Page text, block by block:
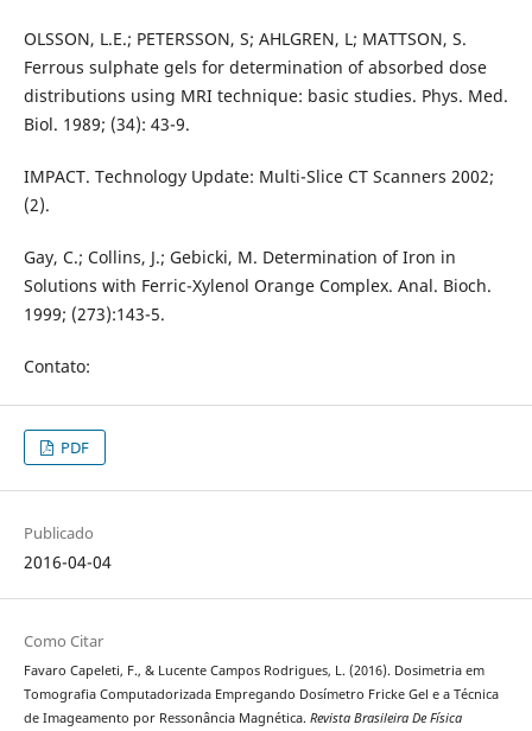
OLSSON, L.E.; PETERSSON, S; AHLGREN, L; MATTSON, S.
Ferrous sulphate gels for determination of absorbed dose
distributions using MRI technique: basic studies. Phys. Med.
Biol. 1989; (34): 43-9.
IMPACT. Technology Update: Multi-Slice CT Scanners 2002;
(2).
Gay, C.; Collins, J.; Gebicki, M. Determination of Iron in
Solutions with Ferric-Xylenol Orange Complex. Anal. Bioch.
1999; (273):143-5.
Contato:
PDF
Publicado
2016-04-04
Como Citar
Favaro Capeleti, F., & Lucente Campos Rodrigues, L. (2016). Dosimetria em
Tomografia Computadorizada Empregando Dosímetro Fricke Gel e a Técnica
de Imageamento por Ressonância Magnética. Revista Brasileira De Física